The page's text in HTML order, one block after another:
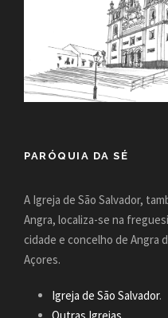
PARÓQUIA DA SÉ
A Igreja de São Salvador,
Angra, localiza-se na
cidade e concelho de Angra
Açores.
Igreja de São Salvador.